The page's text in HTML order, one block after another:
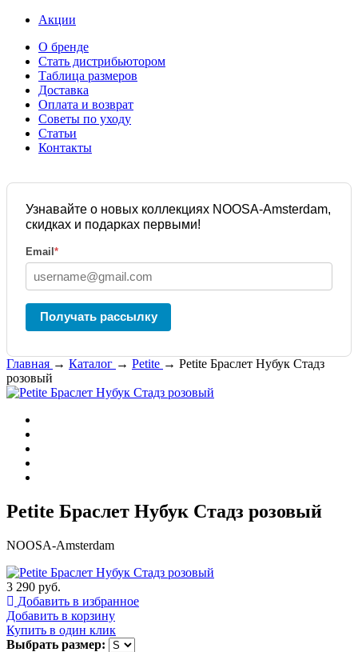
Акции
О бренде
Стать дистрибьютором
Таблица размеров
Доставка
Оплата и возврат
Советы по уходу
Статьи
Контакты
Узнавайте о новых коллекциях NOOSA-Amsterdam,
скидках и подарках первыми!
Email *
Получать рассылку
Главная → Каталог → Petite → Petite Браслет Нубук Стадз
розовый
Petite Браслет Нубук Стадз розовый
NOOSA-Amsterdam
3 290 руб.
Добавить в избранное
Добавить в корзину
Купить в один клик
Выбрать размер: